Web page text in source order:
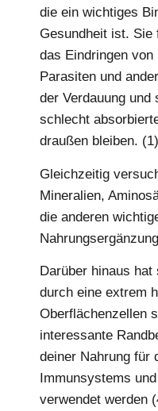
die ein wichtiges
Gesundheit ist.
das Eindringen
Parasiten und
der Verdauung und
schlecht
draußen bleiben. (1)
Gleichzeitig
Mineralien,
die anderen
Darüber hinaus
durch eine extrem
Oberflächenzellen
interessante
deiner Nahrung für
Immunsystems
verwendet werden